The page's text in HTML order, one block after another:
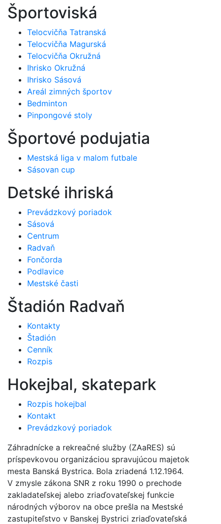
Športoviská
Telocvičňa Tatranská
Telocvičňa Magurská
Telocvičňa Okružná
Ihrisko Okružná
Ihrisko Sásová
Areál zimných športov
Bedminton
Pinpongové stoly
Športové podujatia
Mestská liga v malom futbale
Sásovan cup
Detské ihriská
Prevádzkový poriadok
Sásová
Centrum
Radvaň
Fončorda
Podlavice
Mestské časti
Štadión Radvaň
Kontakty
Štadión
Cenník
Rozpis
Hokejbal, skatepark
Rozpis hokejbal
Kontakt
Prevádzkový poriadok
Záhradnícke a rekreačné služby (ZAaRES) sú
príspevkovou organizáciou spravujúcou majetok
mesta Banská Bystrica. Bola zriadená 1.12.1964.
V zmysle zákona SNR z roku 1990 o prechode
zakladateľskej alebo zriaďovateľskej funkcie
národných výborov na obce prešla na Mestské
zastupiteľstvo v Banskej Bystrici zriaďovateľská